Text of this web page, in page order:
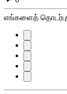
எங்களைத்